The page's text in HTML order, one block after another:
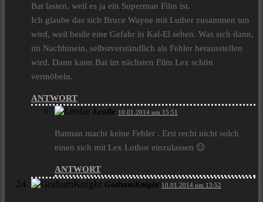
Bat lasten, weil es ja ein Superman Film ist.
Ich glaube das sich Bruce Wayne mit Luther zusammen tun
wird, weil beide eine Gefahr in Kal-El sehen. Was sich dann,
im Nachhinein, selbstverständlich als Fehler herausstellen
wird. Dann kann Bat im nächsten Film Lex schön
vermöbeln.
ANTWORT
Leolie 10.01.2014 um 15:51
Batman macht keine Fehler . Erst recht nicht solch
einen sich mit Lex Luthor einzulassen 😉
ANTWORT
GothamKnight 10.01.2014 um 13:52